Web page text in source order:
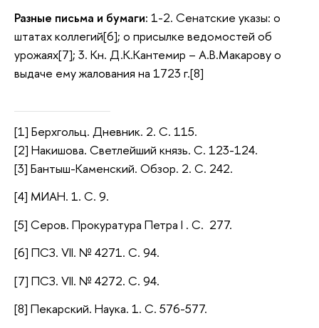
Разные письма и бумаги: 1-2. Сенатские указы: о
штатах коллегий[6]; о присылке ведомостей об
урожаях[7]; 3. Кн. Д.К.Кантемир – А.В.Макарову о
выдаче ему жалования на 1723 г.[8]
[1] Берхгольц. Дневник. 2. С. 115.
[2] Накишова. Светлейший князь. С. 123-124.
[3] Бантыш-Каменский. Обзор. 2. С. 242.
[4] МИАН. 1. С. 9.
[5] Серов. Прокуратура Петра I . С. 277.
[6] ПСЗ. VII. № 4271. С. 94.
[7] ПСЗ. VII. № 4272. С. 94.
[8] Пекарский. Наука. 1. С. 576-577.